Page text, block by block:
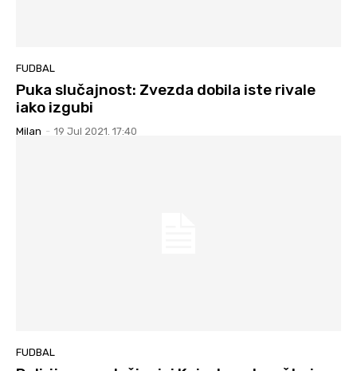
FUDBAL
Puka slučajnost: Zvezda dobila iste rivale
iako izgubi
Milan - 19 Jul 2021. 17:40
FUDBAL